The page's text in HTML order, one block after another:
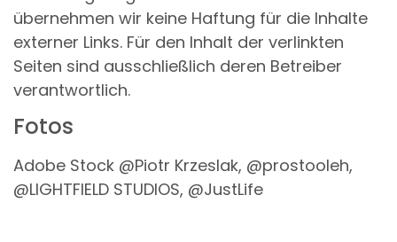
übernehmen wir keine Haftung für die Inhalte
externer Links. Für den Inhalt der verlinkten
Seiten sind ausschließlich deren Betreiber
verantwortlich.
Fotos
Adobe Stock @Piotr Krzeslak, @prostooleh,
@LIGHTFIELD STUDIOS, @JustLife